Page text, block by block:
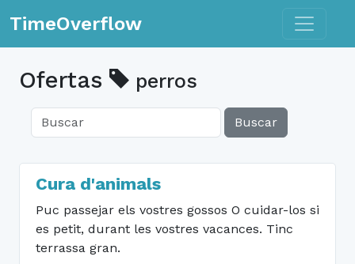
TimeOverflow Toggle
Ofertas perros
Buscar
Cura d'animals
Puc passejar els vostres gossos O cuidar-los si
es petit, durant les vostres vacances. Tinc
terrassa gran.